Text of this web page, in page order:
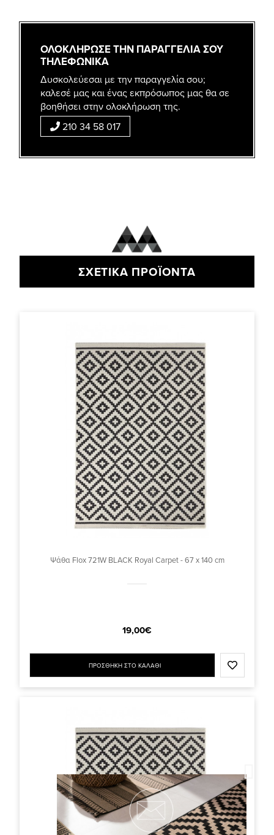
ΟΛΟΚΛΗΡΩΣΕ ΤΗΝ ΠΑΡΑΓΓΕΛΙΑ ΣΟΥ
ΤΗΛΕΦΩΝΙΚΑ
Δυσκολεύεσαι με την παραγγελία σου;
καλεσέ μας και ένας εκπρόσωπος μας θα σε
βοηθήσει στην ολοκλήρωση της.
210 34 58 017
ΣΧΕΤΙΚΆ ΠΡΟΪΌΝΤΑ
Ψάθα Flox 721W BLACK Royal Carpet - 67 x 140 cm
19,00€
ΠΡΟΣΘΗΚΗ ΣΤΟ ΚΑΛΑΘΙ